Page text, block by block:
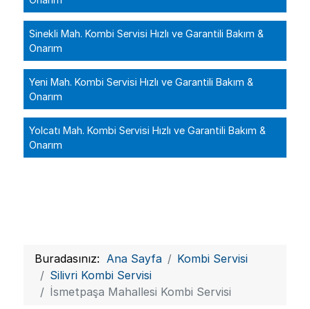
Sinekli Mah. Kombi Servisi Hızlı ve Garantili Bakım &
Onarım
Yeni Mah. Kombi Servisi Hızlı ve Garantili Bakım &
Onarım
Yolcatı Mah. Kombi Servisi Hızlı ve Garantili Bakım &
Onarım
Buradasınız: Ana Sayfa
Kombi Servisi
Silivri Kombi Servisi
İsmetpaşa Mahallesi Kombi Servisi